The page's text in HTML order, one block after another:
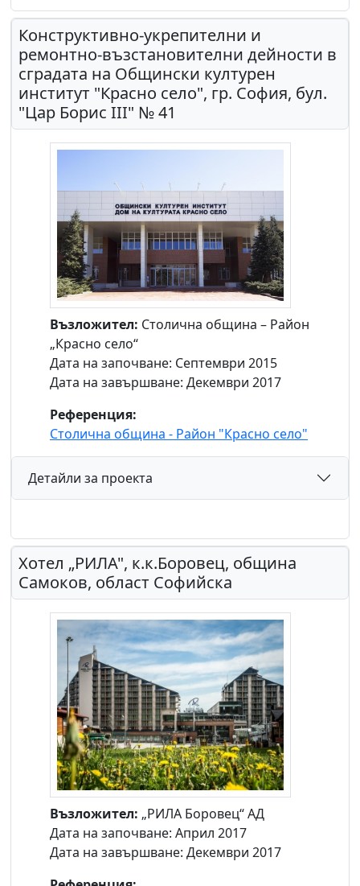
Конструктивно-укрепителни и
ремонтно-възстановителни дейности в
сградата на Общински културен
институт "Красно село", гр. София, бул.
"Цар Борис III" № 41
Възложител: Столична община – Район
„Красно село“
Дата на започване: Септември 2015
Дата на завършване: Декември 2017
Референция:
Столична община - Район "Красно село"
Детайли за проекта
Хотел „РИЛА", к.к.Боровец, община
Самоков, област Софийска
Възложител: „РИЛА Боровец“ АД
Дата на започване: Април 2017
Дата на завършване: Декември 2017